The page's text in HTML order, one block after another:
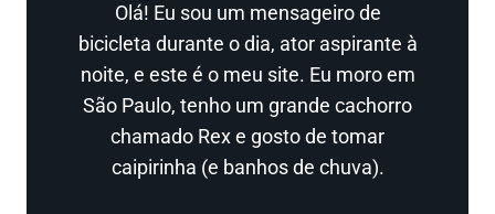
Olá! Eu sou um mensageiro de
bicicleta durante o dia, ator aspirante à
noite, e este é o meu site. Eu moro em
São Paulo, tenho um grande cachorro
chamado Rex e gosto de tomar
caipirinha (e banhos de chuva).